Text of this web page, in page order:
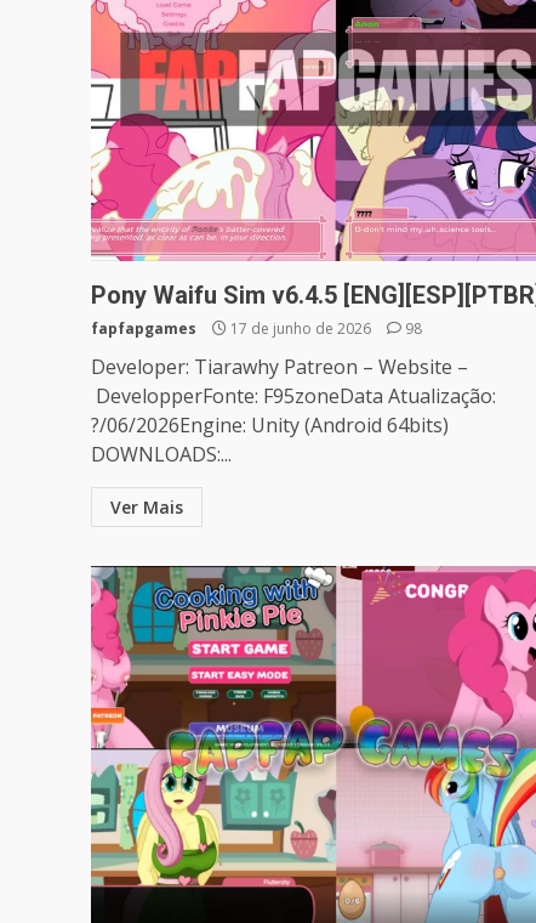
Pony Waifu Sim v6.4.5 [ENG][ESP][PTBR]
fapfapgames 17 de junho de 2026 98
Developer: Tiarawhy Patreon – Website –
DevelopperFonte: F95zoneData Atualização:
?/06/2026Engine: Unity (Android 64bits)
DOWNLOADS:...
Ver Mais